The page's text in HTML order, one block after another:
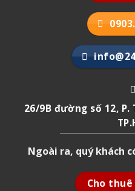
26/9B đường số 12,
Ngoài ra, quý khách
Cho